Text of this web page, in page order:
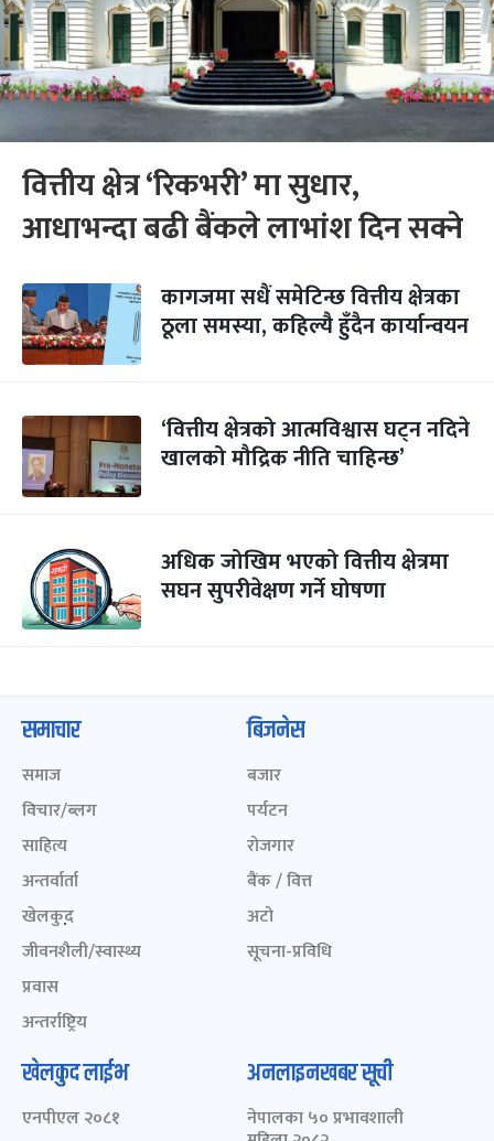
वित्तीय क्षेत्र ‘रिकभरी’ मा सुधार,
आधाभन्दा बढी बैंकले लाभांश दिन सक्ने
कागजमा सधैं समेटिन्छ वित्तीय क्षेत्रका
ठूला समस्या, कहिल्यै हुँदैन कार्यान्वयन
‘वित्तीय क्षेत्रको आत्मविश्वास घट्न नदिने
खालको मौद्रिक नीति चाहिन्छ’
अधिक जोखिम भएको वित्तीय क्षेत्रमा
सघन सुपरीवेक्षण गर्ने घोषणा
समाचार
समाज
विचार/ब्लग
साहित्य
अन्तर्वार्ता
खेलकुद़़
जीवनशैली/स्वास्थ्य
प्रवास
अन्तर्राष्ट्रिय
बिजनेस
बजार
पर्यटन
रोजगार
बैंक / वित्त
अटो
सूचना-प्रविधि
खेलकुद लाईभ
एनपीएल २०८१
अनलाइनखबर सूची
नेपालका ५० प्रभावशाली